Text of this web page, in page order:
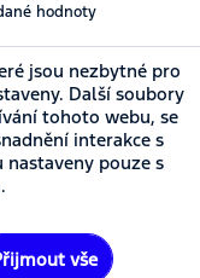
hodnoty
jsou nezbytné pro
Další soubory
tohoto webu, se
interakce s
pouze s
vše